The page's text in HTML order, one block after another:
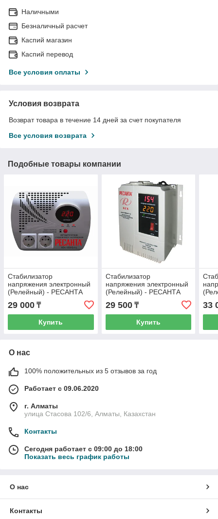
Наличными
Безналичный расчет
Каспий магазин
Каспий перевод
Все условия оплаты
Условия возврата
Возврат товара в течение 14 дней за счет покупателя
Все условия возврата
Подобные товары компании
Стабилизатор
напряжения электронный
(Релейный) - РЕСАНТА
ACH-1000Н2/1-Ц - 1 кВт-
Настенный
29 000 ₸
Купить
Стабилизатор
напряжения электронный
(Релейный) - РЕСАНТА
ACH-1000Н/1-Ц-1 кВт-
Настенный
29 500₸
Купить
33
О нас
100% положительных из 5 отзывов за год
Работает с 09.06.2020
г. Алматы
улица Стасова 102/6, Алматы, Казахстан
Контакты
Сегодня работает с 09:00 до 18:00
Показать весь график работы
О нас
Контакты